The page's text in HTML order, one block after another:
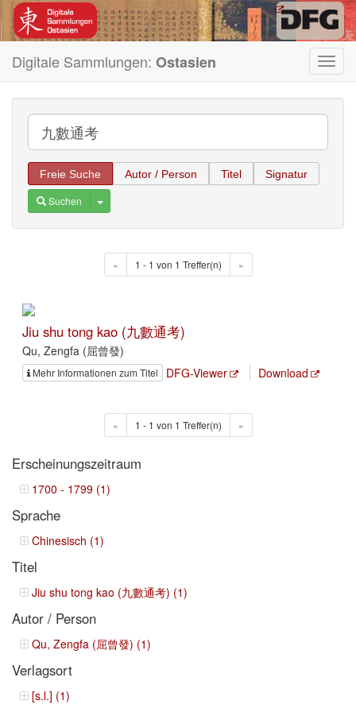
Digitale Sammlungen: Ostasien
Freie Suche Autor / Person Titel Signatur
Suchen Toggle Dropdown
« 1 - 1 von 1 Treffer(n) »
Jiu shu tong kao (九數通考)
Qu, Zengfa (屈曾發)
Mehr Informationen zum Titel DFG-Viewer Download
« 1 - 1 von 1 Treffer(n) »
Erscheinungszeitraum
1700 - 1799 (1)
Sprache
Chinesisch (1)
Titel
Jiu shu tong kao (九數通考) (1)
Autor / Person
Qu, Zengfa (屈曾發) (1)
Verlagsort
[s.l.] (1)